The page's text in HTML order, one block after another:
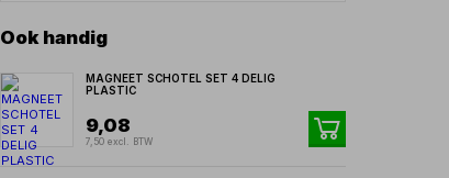
Ook handig
MAGNEET SCHOTEL SET 4 DELIG
PLASTIC
9,08
7,50 excl. BTW